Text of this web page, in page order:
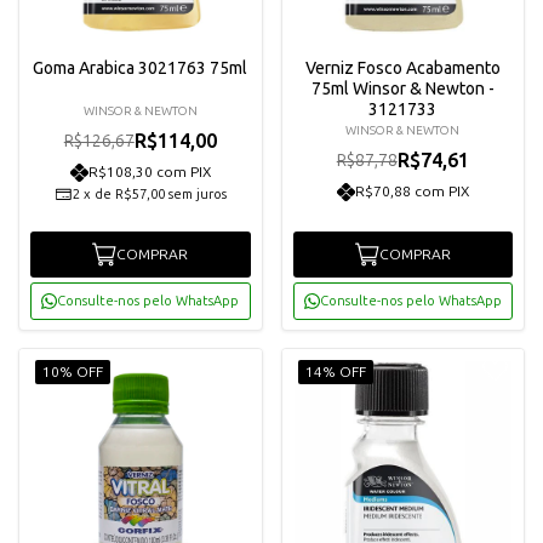
Goma Arabica 3021763 75ml
WINSOR & NEWTON
R$126,67R$114,00
R$108,30 com PIX
2 x de R$57,00 sem juros
COMPRAR
Consulte-nos pelo WhatsApp
Verniz Fosco Acabamento
75ml Winsor & Newton -
3121733
WINSOR & NEWTON
R$87,78R$74,61
R$70,88 com PIX
COMPRAR
Consulte-nos pelo WhatsApp
10% OFF 14% OFF